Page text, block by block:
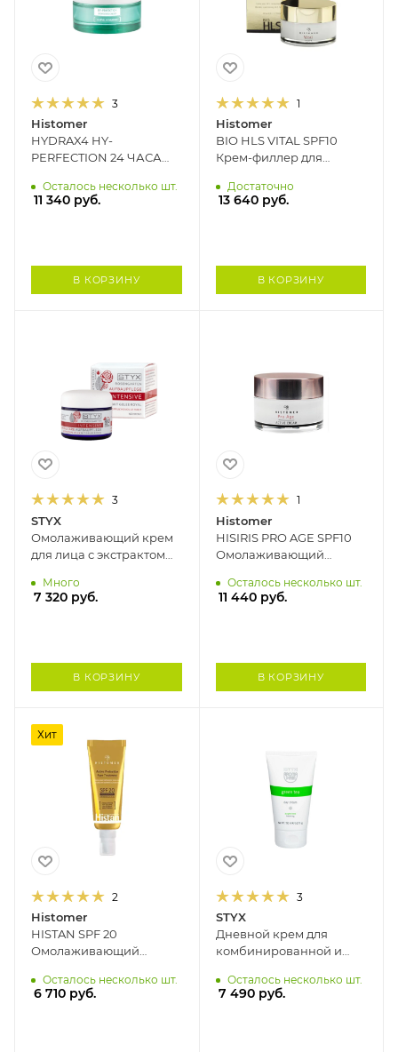
3
Histomer
HYDRAX4 HY-
PERFECTION 24 ЧАСА
матирующий крем для
комбинированной кожи
Осталось несколько шт.
11 340 руб.
В КОРЗИНУ
1
Histomer
BIO HLS VITAL SPF10
Крем-филлер для
HISTOMER, 50 мл
Достаточно
13 640руб.
В КОРЗИНУ
3
STYX
Омолаживающий крем
для лица с экстрактом
РОЗОВЫЙ САД STYX, 50
мл
Много
7 320 руб.
В КОРЗИНУ
1
Histomer
HISIRIS PRO AGE SPF10
Омолаживающий
чувствительной кожи
HISTOMER, 50 мл
Осталось несколько шт.
11 440руб.
В КОРЗИНУ
Хит
2
Histomer
HISTAN SPF 20
Омолаживающий
антипигмент для лица
HISTOMER, 50 мл
Осталось несколько шт.
6 710 руб.
3
STYX
Дневной крем для
комбинированной и
ЗЕЛЕНЫЙ ЧАЙ STYX, 150
мл
Осталось несколько шт.
7 490руб.